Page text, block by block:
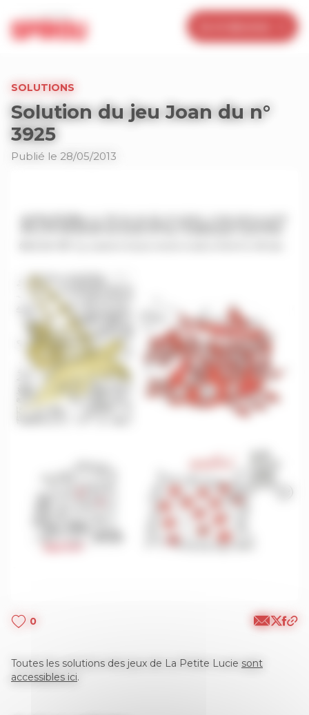
SOLUTIONS
Solution du jeu Joan du n°
3925
Publié le 28/05/2013
0
Toutes les solutions des jeux de La Petite Lucie sont
accessibles ici.